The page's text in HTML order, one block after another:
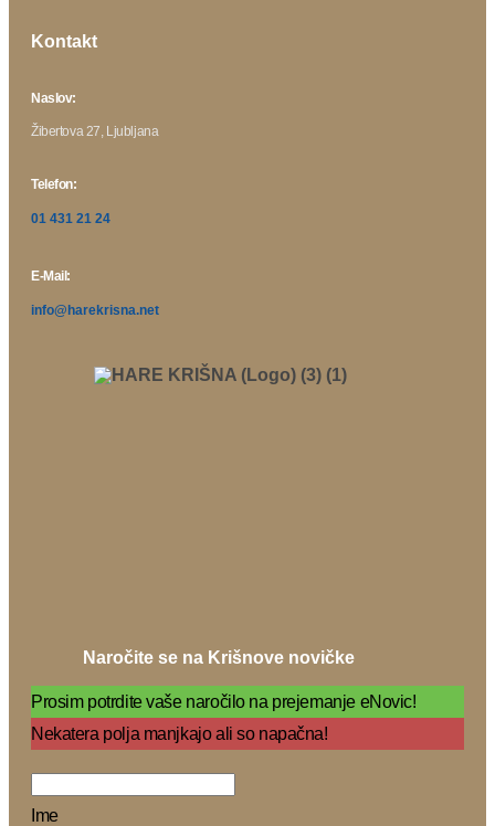
Kontakt
Naslov:
Žibertova 27, Ljubljana
Telefon:
01 431 21 24
E-Mail:
info@harekrisna.net
Naročite se na Krišnove novičke
Prosim potrdite vaše naročilo na prejemanje eNovic!
Nekatera polja manjkajo ali so napačna!
Ime